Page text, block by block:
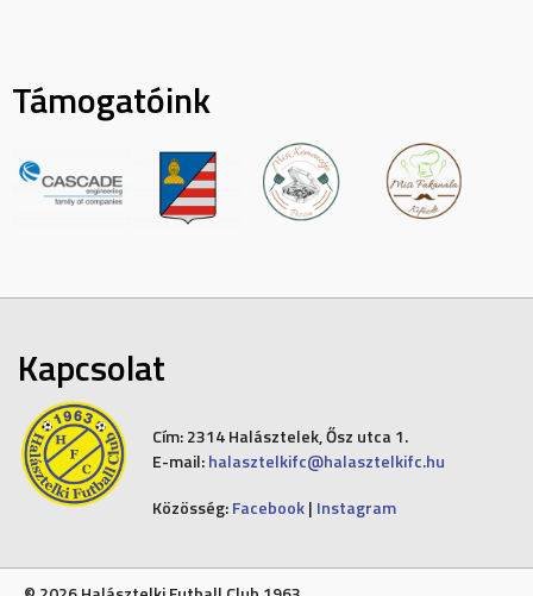
Támogatóink
Kapcsolat
Cím:2314 Halásztelek, Ősz utca 1.
E-mail: halasztelkifc@halasztelkifc.hu
Közösség: Facebook| Instagram